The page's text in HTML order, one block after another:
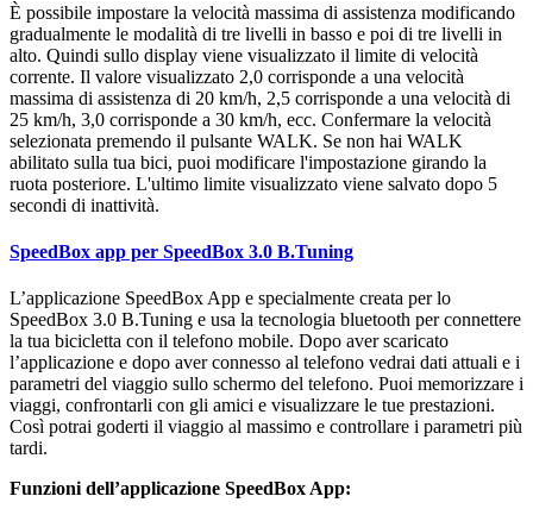
È possibile impostare la velocità massima di assistenza modificando
gradualmente le modalità di tre livelli in basso e poi di tre livelli in
alto. Quindi sullo display viene visualizzato il limite di velocità
corrente. Il valore visualizzato 2,0 corrisponde a una velocità
massima di assistenza di 20 km/h, 2,5 corrisponde a una velocità di
25 km/h, 3,0 corrisponde a 30 km/h, ecc. Confermare la velocità
selezionata premendo il pulsante WALK. Se non hai WALK
abilitato sulla tua bici, puoi modificare l'impostazione girando la
ruota posteriore. L'ultimo limite visualizzato viene salvato dopo 5
secondi di inattività.
SpeedBox app per SpeedBox 3.0 B.Tuning
L’applicazione SpeedBox App e specialmente creata per lo
SpeedBox 3.0 B.Tuning e usa la tecnologia bluetooth per connettere
la tua bicicletta con il telefono mobile. Dopo aver scaricato
l’applicazione e dopo aver connesso al telefono vedrai dati attuali e i
parametri del viaggio sullo schermo del telefono. Puoi memorizzare i
viaggi, confrontarli con gli amici e visualizzare le tue prestazioni.
Così potrai goderti il viaggio al massimo e controllare i parametri più
tardi.
Funzioni dell’applicazione SpeedBox App: